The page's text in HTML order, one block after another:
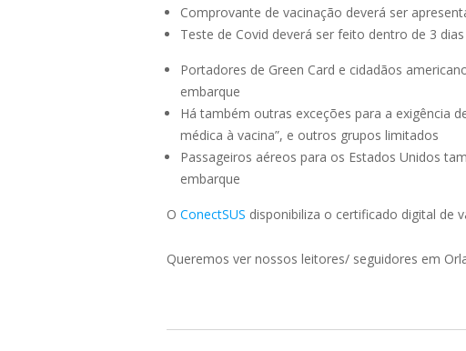
Comprovante de vacinação deverá ser
Teste de Covid deverá ser feito dentro de 3
Portadores de Green Card e cidadãos
embarque
Há também outras exceções para a exigência
médica à vacina”, e outros grupos limitados
Passageiros aéreos para os Estados Unidos
embarque
O ConectSUS disponibiliza o certificado digital de
Queremos ver nossos leitores/ seguidores em